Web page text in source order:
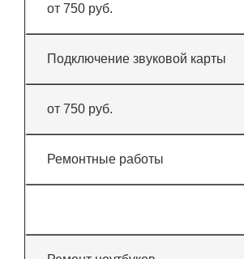
от 750 руб.
Подключение звуковой карты
от 750 руб.
Ремонтные работы